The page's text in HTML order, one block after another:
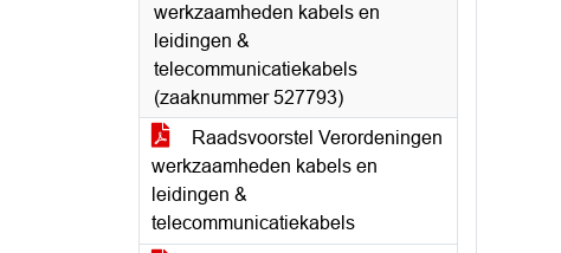
werkzaamheden kabels en
leidingen &
telecommunicatiekabels
(zaaknummer 527793)
Raadsvoorstel Verordeningen
werkzaamheden kabels en
leidingen &
telecommunicatiekabels